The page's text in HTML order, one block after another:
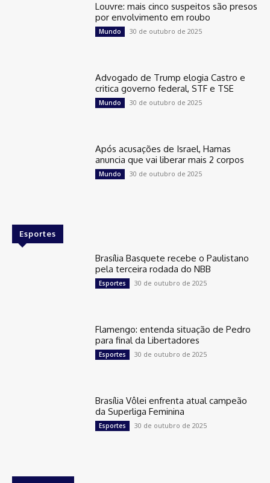
Louvre: mais cinco suspeitos são presos
por envolvimento em roubo
Mundo 30 de outubro de 2025
Advogado de Trump elogia Castro e
critica governo federal, STF e TSE
Mundo 30 de outubro de 2025
Após acusações de Israel, Hamas
anuncia que vai liberar mais 2 corpos
Mundo 30 de outubro de 2025
Esportes
Brasília Basquete recebe o Paulistano
pela terceira rodada do NBB
Esportes 30 de outubro de 2025
Flamengo: entenda situação de Pedro
para final da Libertadores
Esportes 30 de outubro de 2025
Brasília Vôlei enfrenta atual campeão
da Superliga Feminina
Esportes 30 de outubro de 2025